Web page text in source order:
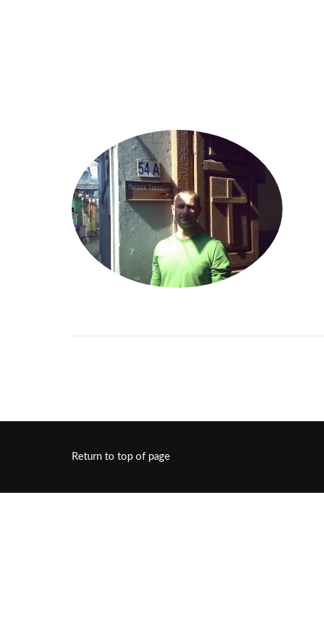
Return to top of page